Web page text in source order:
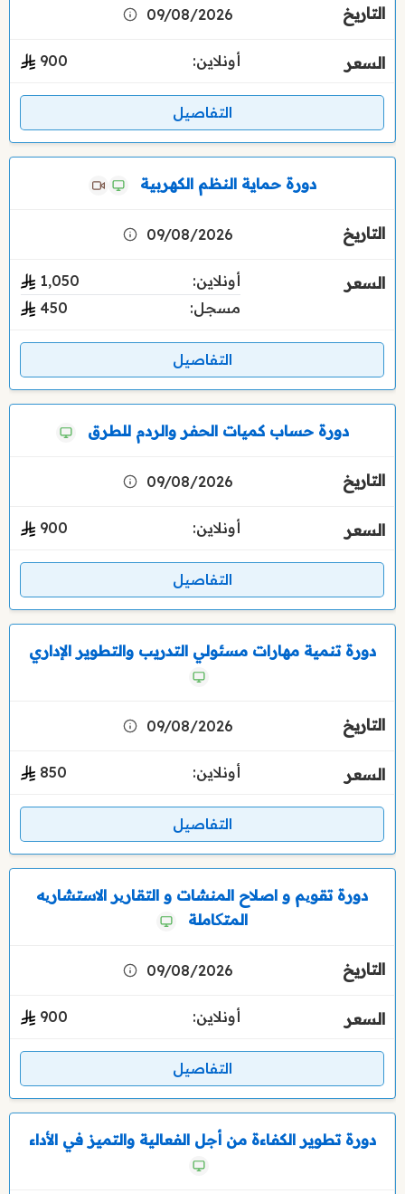
09/08/2026
أونلاين: 900
التفاصيل
دورة حماية النظم الكهربية
09/08/2026
أونلاين:
1٬050
مسجل:
450
التفاصيل
دورة حساب كميات الحفر والردم للطرق
09/08/2026
أونلاين: 900
التفاصيل
دورة تنمية مهارات مسئولي التدريب والتطوير الإداري
09/08/2026
أونلاين: 850
التفاصيل
دورة تقویم و اصلاح المنشات و التقاریر الاستشاریه
المتکاملة
09/08/2026
أونلاين: 900
التفاصيل
دورة تطوير الكفاءة من أجل الفعالية والتميز في الأداء